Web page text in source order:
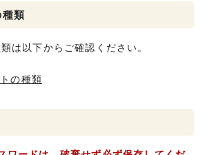
類
は以下からご確認ください。
の種類